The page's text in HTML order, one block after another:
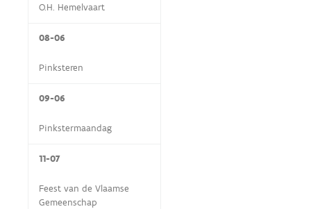
O.H. Hemelvaart
08-06
Pinksteren
09-06
Pinkstermaandag
11-07
Feest van de Vlaamse
Gemeenschap